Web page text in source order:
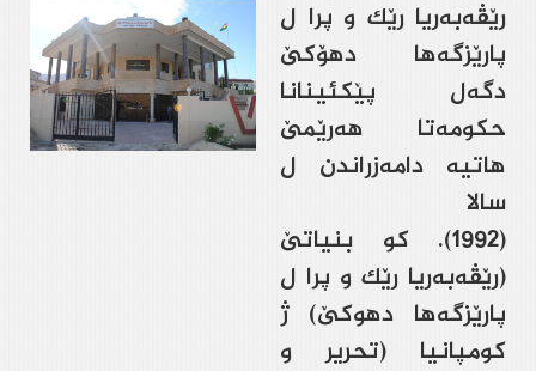
رێڤه‌به‌ريا رێك و پرا ل
پارێزگه‌ها دهۆكێ
دگه‌ل پێكئينانا
حكومه‌تا هه‌رێمێ
هاتيه‌ دامه‌زراندن ل
سالا
(1992).
كو بنیاتێ
(رێڤه‌به‌ریا رێك و پرا ل
پارێزگه‌ها دهوكێ) ژ
كومپانیا (تحریر و